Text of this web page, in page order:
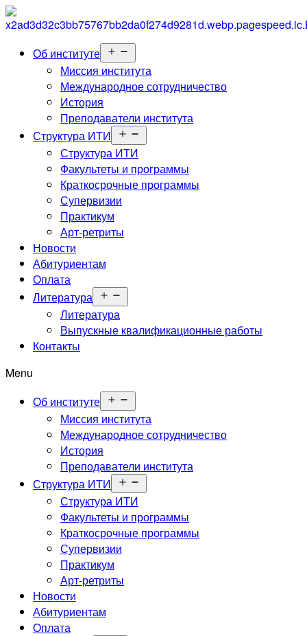
Об институте
меню
Миссия института
Международное сотрудничество
История
Преподаватели института
Структура ИТИ
меню
Структура ИТИ
Факультеты и программы
Краткосрочные программы
Супервизии
Практикум
Арт-ретриты
Новости
Абитуриентам
Оплата
Литература
меню
Литература
Выпускные квалификационные работы
Контакты
Menu
Об институте
меню
Миссия института
Международное сотрудничество
История
Преподаватели института
Структура ИТИ
меню
Структура ИТИ
Факультеты и программы
Краткосрочные программы
Супервизии
Практикум
Арт-ретриты
Новости
Абитуриентам
Оплата